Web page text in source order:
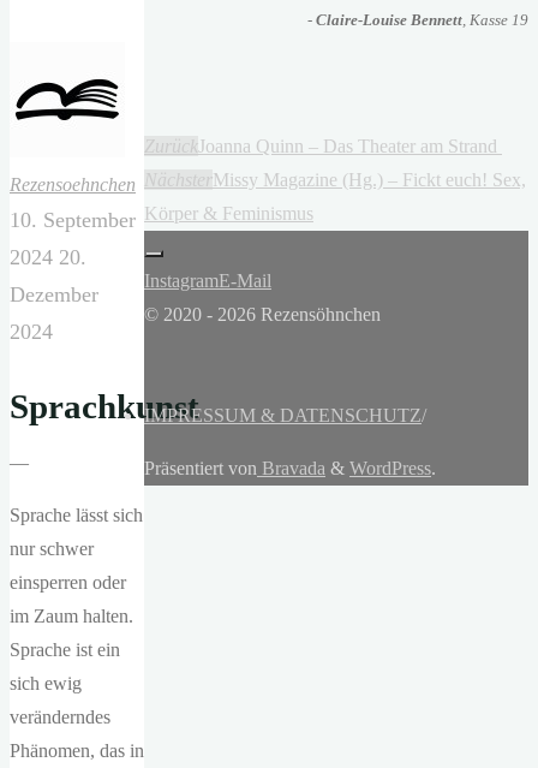
Rezensoehnchen
10. September
2024 20.
Dezember
2024
Sprachkunst
—
Sprache lässt sich
nur schwer
einsperren oder
im Zaum halten.
Sprache ist ein
sich ewig
veränderndes
Phänomen, das in
- Claire-Louise Bennett, Kasse 19
ZurückJoanna Quinn – Das Theater am Strand
NächsterMissy Magazine (Hg.) – Fickt euch! Sex,
Körper & Feminismus
InstagramE-Mail
© 2020 - 2026 Rezensöhnchen
IMPRESSUM & DATENSCHUTZ/
Präsentiert von Bravada & WordPress.